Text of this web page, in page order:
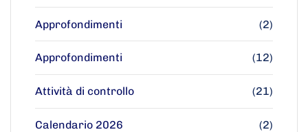
Approfondimenti (2)
Approfondimenti (12)
Attività di controllo (21)
Calendario 2026 (2)